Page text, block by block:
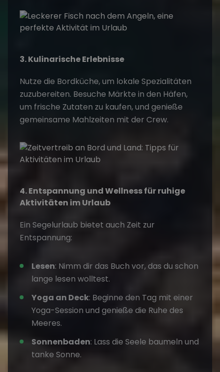
3. Kulinarische Erlebnisse
Nutze die Bordküche, um lokale Spezialitäten
zuzubereiten. Besuche Märkte in den Häfen,
um frische Zutaten zu kaufen, und genieße
gemeinsame Mahlzeiten mit der Crew.
4. Entspannung und Wellness für ruhige
Aktivitäten im Urlaub
Ein Segelurlaub bietet auch Zeit zur
Entspannung:
Lesen: Nimm dir das Buch vor, das du schon
lange lesen wolltest.
Yoga an Deck: Beginne den Tag mit einer
Yoga-Session und genieße die Ruhe des
Meeres.
Sonnenbaden: Lass die Seele baumeln und
tanke Sonne.